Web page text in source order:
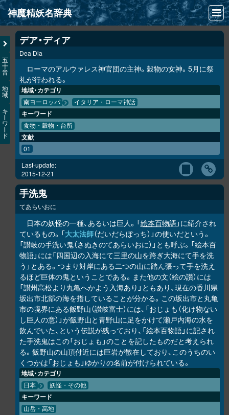
神魔精妖名辞典
NEWS
INFO
文献
検索
凖項目
画像資料便覧
LINK
五
十
音
地
域
キ
ワ
ド
デア・ディア
Dea Dia
ローマのアルウァレス神官団の主神。穀物の女神。5月に祭
礼が行われる。
地域・カテゴリ
南ヨーロッパ イタリア・ローマ神話
キーワード
食物・穀物・台所
文献
01
Last-update:
2015-12-21
手洗鬼
てあらいおに
日本の妖怪の一種、あるいは巨人。「絵本百物語」に紹介され
ているもの。「大太法師（だいだらぼっち）」の使いだという。
「讃岐の手洗い鬼（さぬきのてあらいおに）」とも呼ぶ。「絵本百
物語」には「四国辺の入海にて三里の山を跨ぎ大海にて手を洗
う」とある。つまり対岸にある二つの山に踏ん張って手を洗え
るほど巨体の鬼ということである。また他の文（絵の讚）には
「讃州高松より丸亀へかよう入海あり」ともあり、現在の香川県
坂出市北部の海を指していることが分かる。この坂出市と丸亀
市の境界にある飯野山（讃岐富士）には、「おじょも（化け物ない
し巨人の意）」が飯野山と青野山に足をかけて瀬戸内海の水を
飲んでいた、という伝説が残っており、「絵本百物語」に記され
た手洗鬼はこの「おじょも」のことを記したものだと考えられ
る。飯野山の山頂付近には巨岩が散在しており、このうちのい
くつかは「おじょも」ゆかりの名前が付けられている。
地域・カテゴリ
日本 妖怪・その他
キーワード
山岳・高地